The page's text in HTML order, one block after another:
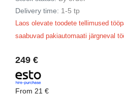
Delivery time: 1-5 tp
Laos olevate toodete tellimused
saabuvad pakiautomaati järgneval
249 €
From 21 €